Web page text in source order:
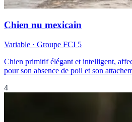
Chien nu mexicain
Variable · Groupe FCI 5
Chien primitif élégant et intelligent,
pour son absence de poil et son
4